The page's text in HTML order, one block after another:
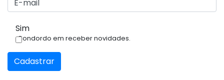
Sim
Condordo em receber novidades.
Cadastrar